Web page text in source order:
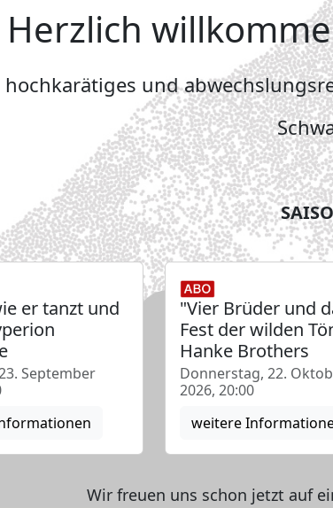
Herzlich
hochkarätiges und
er tanzt und
September
"Vier Brüder und
Fest der wilden
Hanke Brothers
Donnerstag, 22.
2026, 20:00
weitere
Wir freuen uns schon jetzt auf